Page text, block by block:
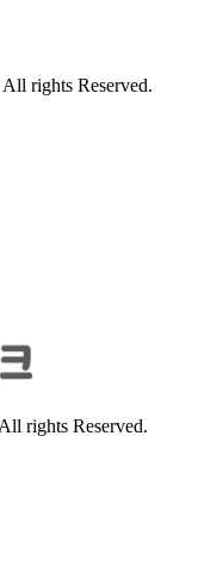
rights Reserved.
rights Reserved.